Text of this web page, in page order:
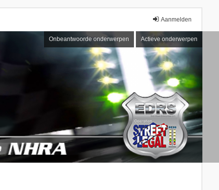
Aanmelden
Onbeantwoorde onderwerpen Actieve onderwerpen